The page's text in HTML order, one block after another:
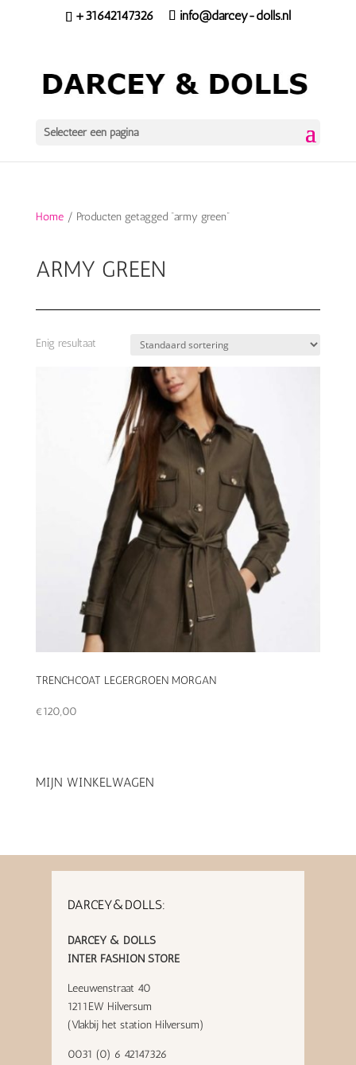
+31642147326 info@darcey-dolls.nl
Selecteer een pagina
Home/ Producten getagged “army green”
ARMY GREEN
Enig resultaat
TRENCHCOAT LEGERGROEN MORGAN
€120,00
MIJN WINKELWAGEN
DARCEY&DOLLS:
DARCEY & DOLLS
INTER FASHION STORE
Leeuwenstraat 40
1211EW Hilversum
(Vlakbij het station Hilversum)
0031 (0) 6 42147326